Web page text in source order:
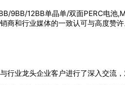
9BB/12BB单晶单/双面PERC电池
商和行业媒体的一致认可与高度赞许
行业龙头企业客户进行了深入交流